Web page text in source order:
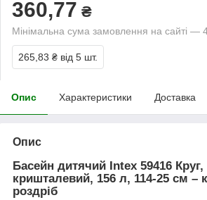
360,77 ₴
Мінімальна сума замовлення на сайті —
265,83 ₴ від 5 шт.
Опис Характеристики Доставка
Опис
Басейн дитячий Intex 59416 Круг,
кришталевий, 156 л, 114-25 см –
роздріб